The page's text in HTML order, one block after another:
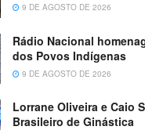
9 DE AGOSTO DE 2026
Rádio Nacional
dos Povos Indígenas
9 DE AGOSTO DE 2026
Lorrane Oliveira e Caio
Brasileiro de Ginástica